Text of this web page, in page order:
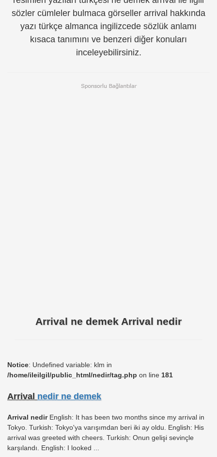
sözler cümleler bulmaca görseller arrival hakkında
yazı türkçe almanca ingilizcede sözlük anlamı
kısaca tanımını ve benzeri diğer konuları
inceleyebilirsiniz.
Arrival ne demek Arrival nedir
Notice: Undefined variable: klm in
/home/ileilgil/public_html/nedir/tag.php on line 181
Arrival nedir ne demek
Arrival nedirEnglish: It has been two months since my arrival in
Tokyo. Turkish: Tokyo'ya varışımdan beri iki ay oldu. English: His
arrival was greeted with cheers. Turkish: Onun gelişi sevinçle
karşılandı. English: I looked ...